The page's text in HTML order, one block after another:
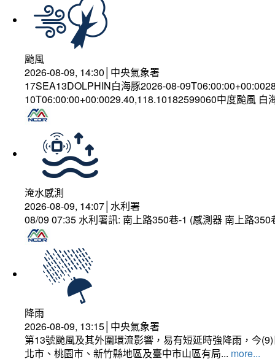
颱風
2026-08-09, 14:30│中央氣象署
17SEA13DOLPHIN白海豚2026-08-
10T06:00:00+00:0029.40,118.10182599060中度颱風 白
淹水感測
2026-08-09, 14:07│水利署
08/09 07:35 水利署訊: 南上路350巷-1 (感測器 南上路
降雨
2026-08-09, 13:15│中央氣象署
第13號颱風及其外圍環流影響，易有短延時強降雨，今
北市、桃園市、新竹縣地區及臺中市山區有局... more...